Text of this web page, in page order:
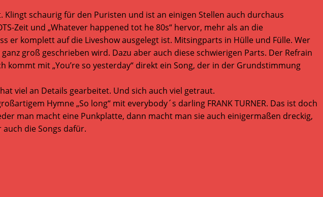
schaurig für den Puristen und ist an einigen Stellen auch durchaus
Zeit und „Whatever happened tot he 80s“ hervor, mehr als an die
er komplett auf die Liveshow ausgelegt ist. Mitsingparts in Hülle und Fülle. Wer
groß geschrieben wird. Dazu aber auch diese schwierigen Parts. Der Refrain
kommt mit „You’re so yesterday“ direkt ein Song, der in der Grundstimmung
viel an Details gearbeitet. Und sich auch viel getraut.
Hymne „So long“ mit everybody´s darling FRANK TURNER. Das ist doch
man macht eine Punkplatte, dann macht man sie auch einigermaßen dreckig,
die Songs dafür.